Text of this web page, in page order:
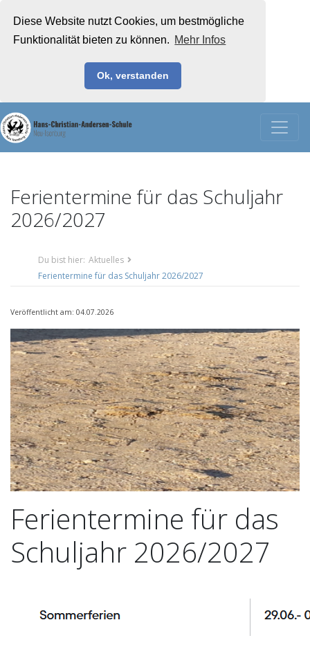
Diese Website nutzt Cookies, um bestmögliche
Funktionalität bieten zu können. Mehr Infos
Ok, verstanden
Ferientermine für das Schuljahr
2026/2027
Du bist hier: Aktuelles
Ferientermine für das Schuljahr 2026/2027
Veröffentlicht am: 04.07.2026
Ferientermine für das
Schuljahr 2026/2027